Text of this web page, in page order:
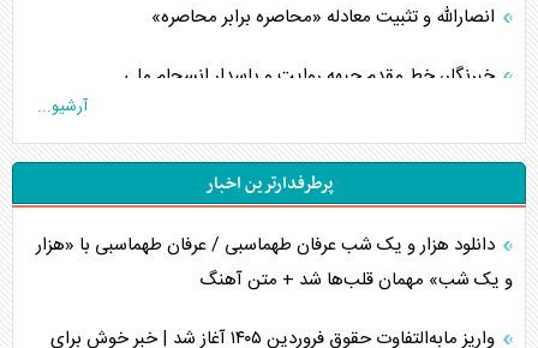
انصارالله و تثبیت معادله «محاصره برابر محاصره»
خبرنگار، خط مقدم جبهه روایت و پاسدار انسجام ملی
مصالحه نافرجام سعودی – اماراتی
محدودیت صادرات نفت عربستان
پشت‌پرده خشم ترامپ از رسانه‌های منتقد
آرشیو...
پرطرفدارترین اخبار
دانلود هزار و یک شب عرفان طهماسبی / عرفان طهماسبی با «هزار
و یک شب» مهمان قلب‌ها شد + متن آهنگ
واریز مابه‌التفاوت حقوق فروردین ۱۴۰۵ آغاز شد | خبر خوش برای